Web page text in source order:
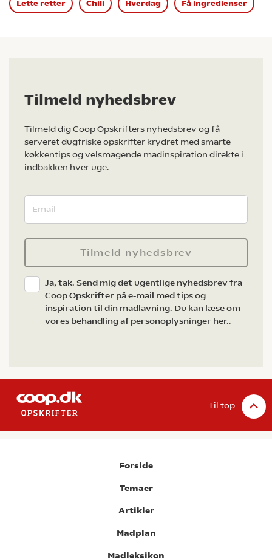
Lette retter Chili Hverdag Få ingredienser
Tilmeld nyhedsbrev
Tilmeld dig Coop Opskrifters nyhedsbrev og få
serveret dugfriske opskrifter krydret med smarte
køkkentips og velsmagende madinspiration direkte i
indbakken hver uge.
Tilmeld nyhedsbrev
Ja, tak. Send mig det ugentlige nyhedsbrev fra
Coop Opskrifter på e-mail med tips og
inspiration til din madlavning. Du kan læse om
vores behandling af personoplysninger her..
Til top
Forside
Temaer
Artikler
Madplan
Madleksikon